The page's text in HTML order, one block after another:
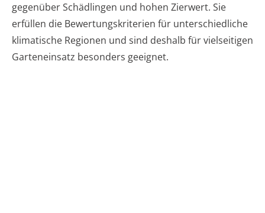
gegenüber Schädlingen und hohen Zierwert. Sie
erfüllen die Bewertungskriterien für unterschiedliche
klimatische Regionen und sind deshalb für vielseitigen
Garteneinsatz besonders geeignet.